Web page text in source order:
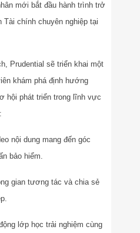
mới bắt đầu hành trình trở
Tài chính chuyên nghiệp tại
Prudential sẽ triển khai một
khám phá định hướng
hội phát triển trong lĩnh vực
nội dung mang đến góc
bảo hiểm.
gian tương tác và chia sẻ
lớp học trải nghiệm cùng